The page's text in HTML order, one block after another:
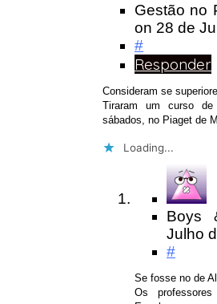
Gestão no
on 28 de
#
Responder
Consideram se
Tiraram um curso
sábados, no Piaget de
Loading...
Boys
Julho
#
Se fosse no de
Os